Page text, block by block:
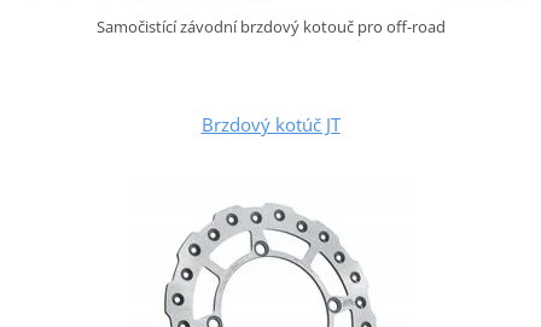
Samočistící závodní brzdový kotouč pro off-road
Brzdový kotúč JT